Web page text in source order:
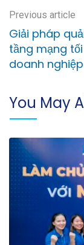
Previous article
Giải pháp
tầng mạng
doanh nghiệp
You May